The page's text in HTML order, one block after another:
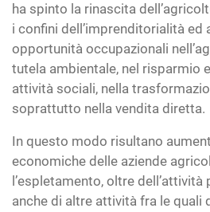
ha spinto la rinascita
i confini dell’imprenditorialità ed
opportunità occupazionali
tutela ambientale, nel risparmio
attività sociali, nella
soprattutto nella vendita diretta.
In questo modo risultano
economiche delle aziende
l’espletamento, oltre
anche di altre attività fra le quali